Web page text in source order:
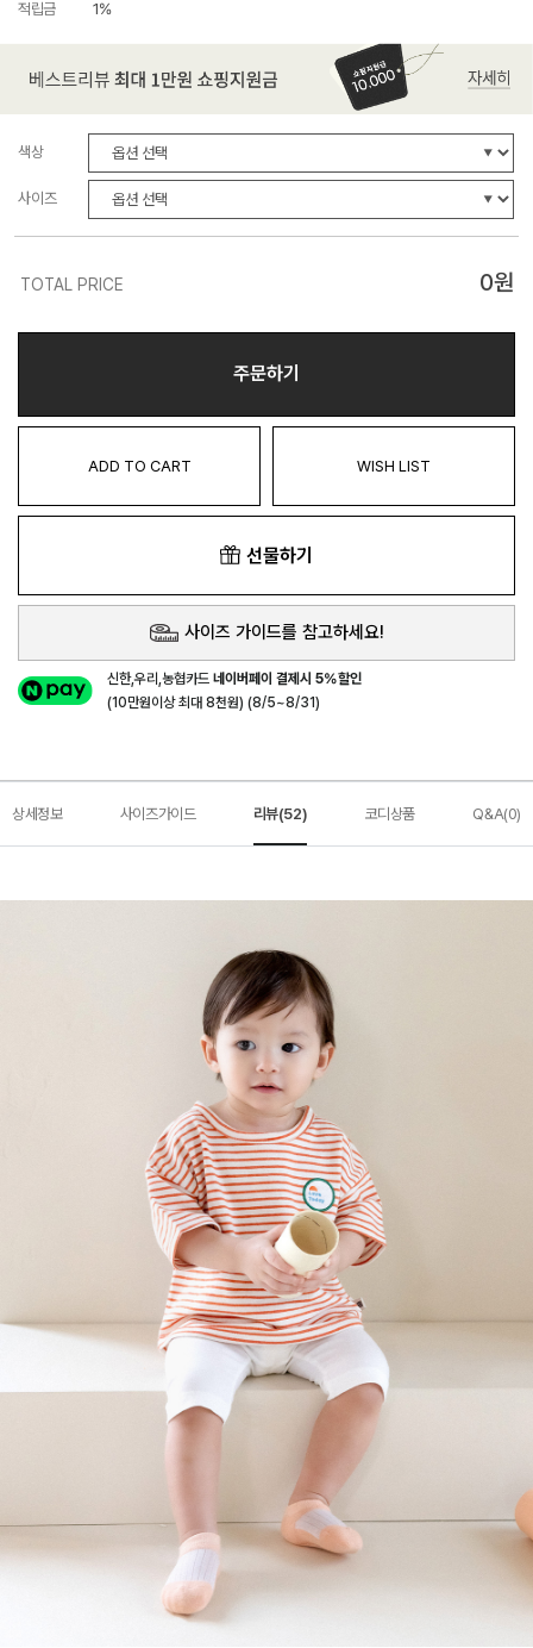
적립금 1%
색상
사이즈
TOTAL PRICE 0원
주문하기
ADD TO CART WISH LIST
선물하기
사이즈 가이드를 참고하세요!
신한,우리,농협카드네이버페이 결제시 5%할인
(10만원이상 최대 8천원) (8/5~8/31)
상세정보 사이즈가이드 리뷰(52) 코디상품 Q&A(0)